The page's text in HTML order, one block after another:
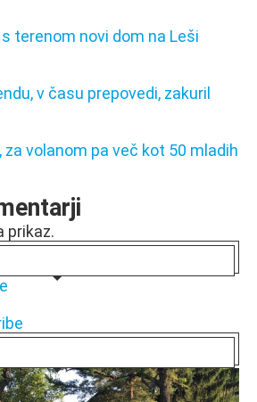
s terenom novi dom na Leši
v času prepovedi, zakuril
za volanom pa več kot 50 mladih
prikaz.